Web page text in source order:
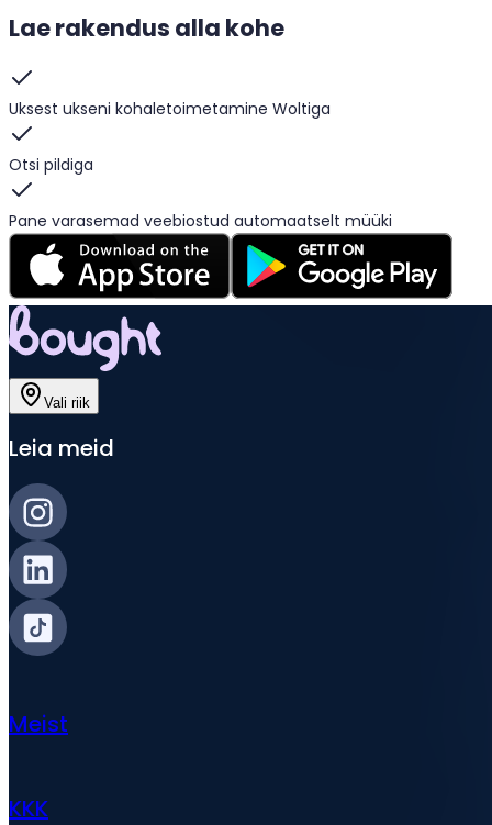
Lae rakendus alla kohe
Uksest ukseni kohaletoimetamine Woltiga
Otsi pildiga
Pane varasemad veebiostud automaatselt müüki
Vali riik
Leia meid
Meist
KKK